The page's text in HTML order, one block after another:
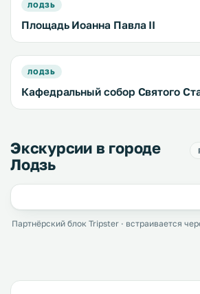
ЛОДЗЬ
Площадь Иоанна Павла II
ЛОДЗЬ
Кафедральный собор Святого
Экскурсии в городе
Лодзь
Партнёрский блок Tripster · встраивается